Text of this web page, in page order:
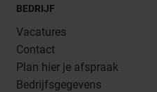
BEDRIJF
Vacatures
Contact
Plan hier je afspraak
Bedrijfsgegevens